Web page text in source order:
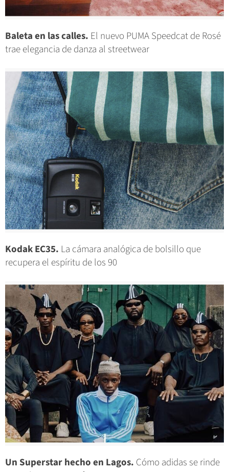
Baleta en las calles. El nuevo PUMA Speedcat de Rosé
trae elegancia de danza al streetwear
Kodak EC35. La cámara analógica de bolsillo que
recupera el espíritu de los 90
Un Superstar hecho en Lagos. Cómo adidas se rinde